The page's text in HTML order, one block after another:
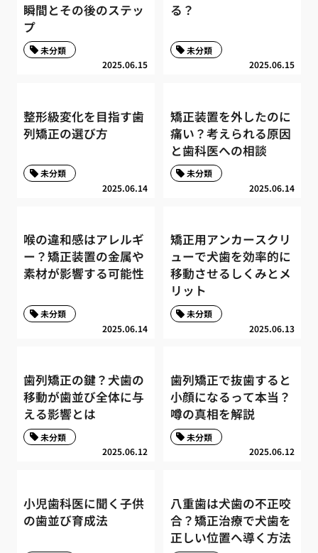
瞬間とその後のステッ
プ
2025.06.15
未分類
る？
2025.06.15
未分類
整形級変化を目指す歯
列矯正の選び方
2025.06.14
未分類
矯正装置を外したのに
痛い？考えられる原因
と歯科医への相談
2025.06.14
未分類
喉の違和感はアレルギ
ー？矯正装置の金属や
素材が影響する可能性
2025.06.14
未分類
矯正用アンカースクリ
ューで犬歯を効率的に
移動させるしくみとメ
リット
2025.06.13
未分類
歯列矯正の鍵？犬歯の
移動が歯並び全体に与
える影響とは
2025.06.12
未分類
歯列矯正で抜歯すると
小顔になるって本当？
噂の真相を解説
2025.06.12
未分類
小児歯科医に聞く子供
の歯並び育成法
八重歯は犬歯の不正咬
合？矯正治療で犬歯を
正しい位置へ導く方法